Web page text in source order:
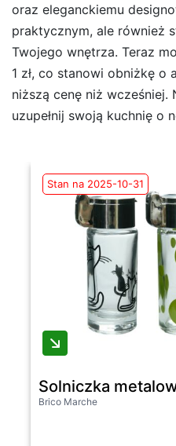
oraz eleganckiemu
praktycznym, ale również
Twojego wnętrza. Teraz
1 zł, co stanowi obniżkę o
niższą cenę niż
uzupełnij swoją kuchnię o
Stan na 2025-10-31
Solniczka
Brico Marche